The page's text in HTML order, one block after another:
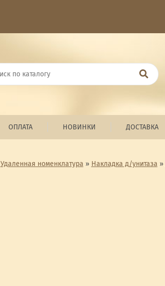
ОПЛАТА НОВИНКИ ДОСТАВКА
Удаленная номенклатура » Накладка д/унитаза »